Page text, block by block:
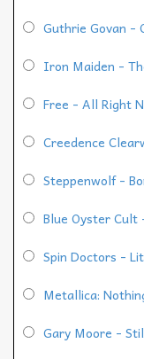
Guthrie Govan -
Iron Maiden -
Free - All Right
Creedence
Steppenwolf -
Blue Oyster Cult
Spin Doctors -
Metallica:
Gary Moore -